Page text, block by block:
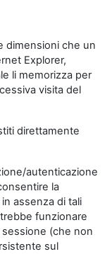
dimensioni che un
Explorer,
li memorizza per
visita del
direttamente
autenticazione
la
assenza di tali
funzionare
(che non
sul